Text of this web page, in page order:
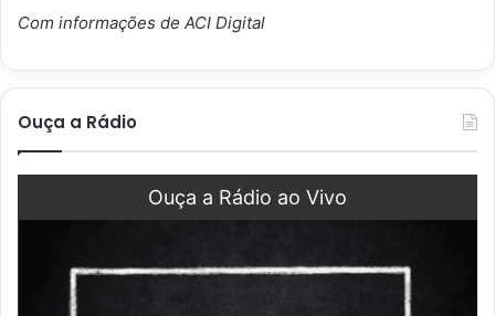
Com informações de ACI Digital
Ouça a Rádio
Ouça a Rádio ao Vivo